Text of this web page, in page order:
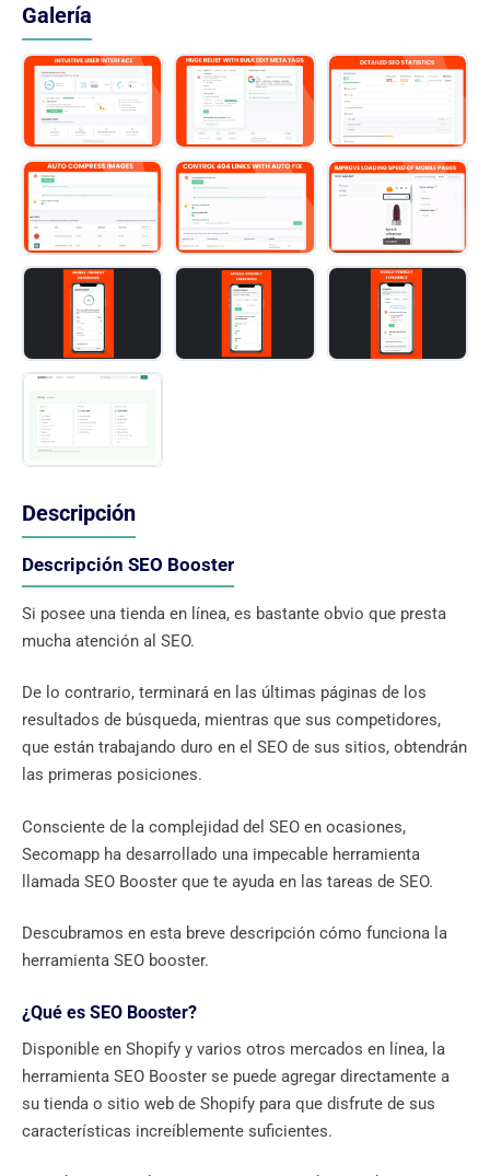
Galería
Descripción
Descripción SEO Booster
Si posee una tienda en línea, es bastante obvio que presta
mucha atención al SEO.
De lo contrario, terminará en las últimas páginas de los
resultados de búsqueda, mientras que sus competidores,
que están trabajando duro en el SEO de sus sitios, obtendrán
las primeras posiciones.
Consciente de la complejidad del SEO en ocasiones,
Secomapp ha desarrollado una impecable herramienta
llamada SEO Booster que te ayuda en las tareas de SEO.
Descubramos en esta breve descripción cómo funciona la
herramienta SEO booster.
¿Qué es SEO Booster?
Disponible en Shopify y varios otros mercados en línea, la
herramienta SEO Booster se puede agregar directamente a
su tienda o sitio web de Shopify para que disfrute de sus
características increíblemente suficientes.